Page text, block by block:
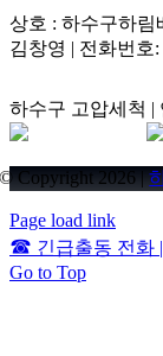
상호 : 하수구하림
김창영 | 전화번호:
하수구 고압세척 |
© Copyright 2026 |
Page load link
☎ 긴급출동 전화
Go to Top